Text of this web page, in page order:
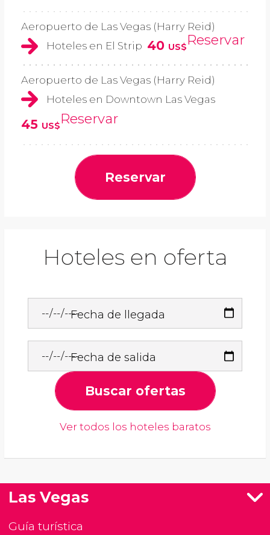
Aeropuerto de Las Vegas (Harry Reid)
Hoteles en El Strip 40 US$Reservar
Aeropuerto de Las Vegas (Harry Reid)
Hoteles en Downtown Las Vegas
45 US$Reservar
Reservar
Hoteles en oferta
Fecha de llegada
Fecha de salida
Buscar ofertas
Ver todos los hoteles baratos
Las Vegas
Guía turística